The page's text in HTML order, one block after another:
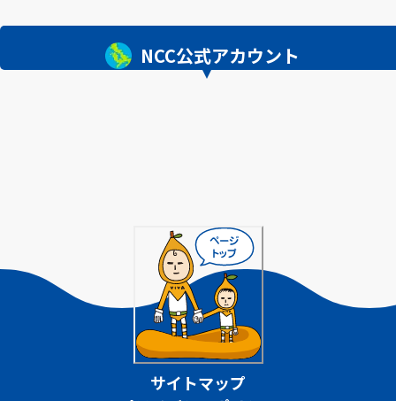
NCC公式アカウント
サイトマップ